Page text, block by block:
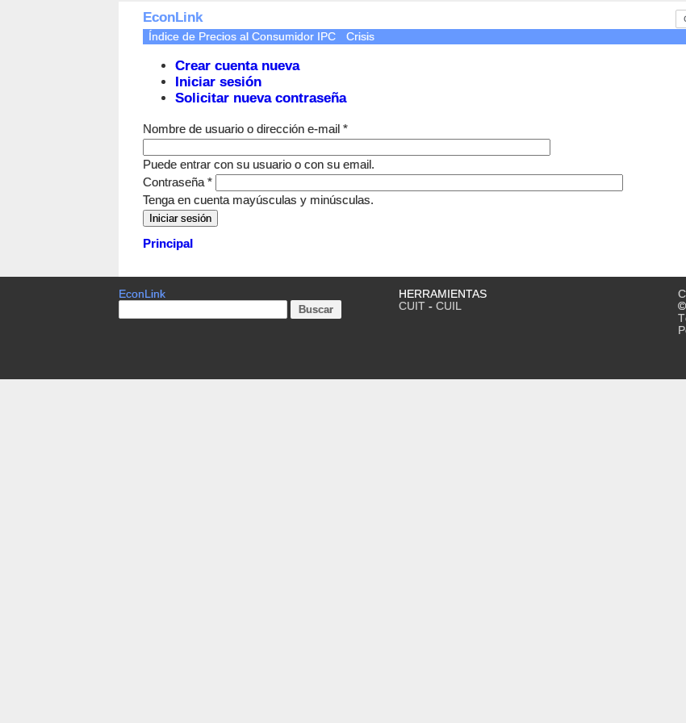
EconLink
Crear cuenta nueva
Iniciar sesión
Solicitar nueva contraseña
Índice de Precios al Consumidor IPC Crisis
Nombre de usuario o dirección e-mail *
Puede entrar con su usuario o con su email.
Contraseña *
Tenga en cuenta mayúsculas y minúsculas.
Principal
EconLink
HERRAMIENTAS
CUIT- CUIL